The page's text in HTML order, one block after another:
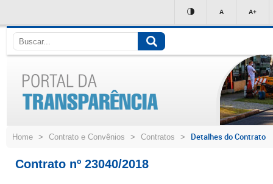
conteúdo
A A+
Home > Contrato e Convênios > Contratos > Detalhes do Contrato
Contrato nº 23040/2018